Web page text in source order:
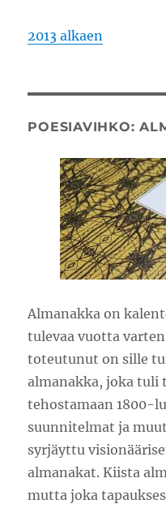
2013 alkaen
POESIAVIHKO:
Almanakka on
tulevaa vuotta
toteutunut on sille
almanakka, joka
tehostamaan 1800-
suunnitelmat ja
syrjäyttu
almanakat. Kiista
mutta joka